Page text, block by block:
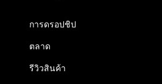
การดรอปชิป
ตลาด
รีวิวสินค้า